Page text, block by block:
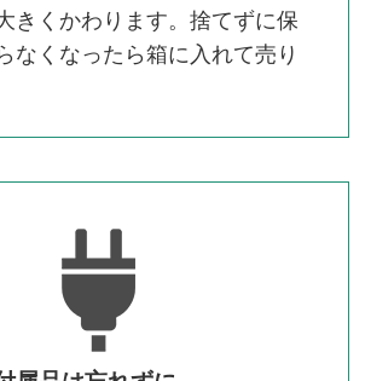
きくかわります。捨てずに保
なくなったら箱に入れて売り